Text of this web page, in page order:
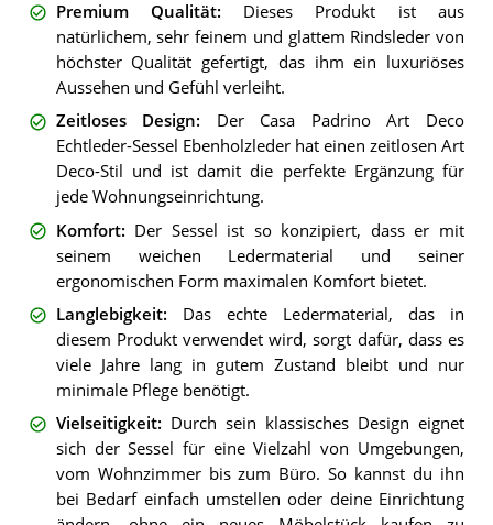
Premium Qualität: Dieses Produkt ist aus
natürlichem, sehr feinem und glattem Rindsleder von
höchster Qualität gefertigt, das ihm ein luxuriöses
Aussehen und Gefühl verleiht.
Zeitloses Design: Der Casa Padrino Art Deco
Echtleder-Sessel Ebenholzleder hat einen zeitlosen Art
Deco-Stil und ist damit die perfekte Ergänzung für
jede Wohnungseinrichtung.
Komfort: Der Sessel ist so konzipiert, dass er mit
seinem weichen Ledermaterial und seiner
ergonomischen Form maximalen Komfort bietet.
Langlebigkeit: Das echte Ledermaterial, das in
diesem Produkt verwendet wird, sorgt dafür, dass es
viele Jahre lang in gutem Zustand bleibt und nur
minimale Pflege benötigt.
Vielseitigkeit: Durch sein klassisches Design eignet
sich der Sessel für eine Vielzahl von Umgebungen,
vom Wohnzimmer bis zum Büro. So kannst du ihn
bei Bedarf einfach umstellen oder deine Einrichtung